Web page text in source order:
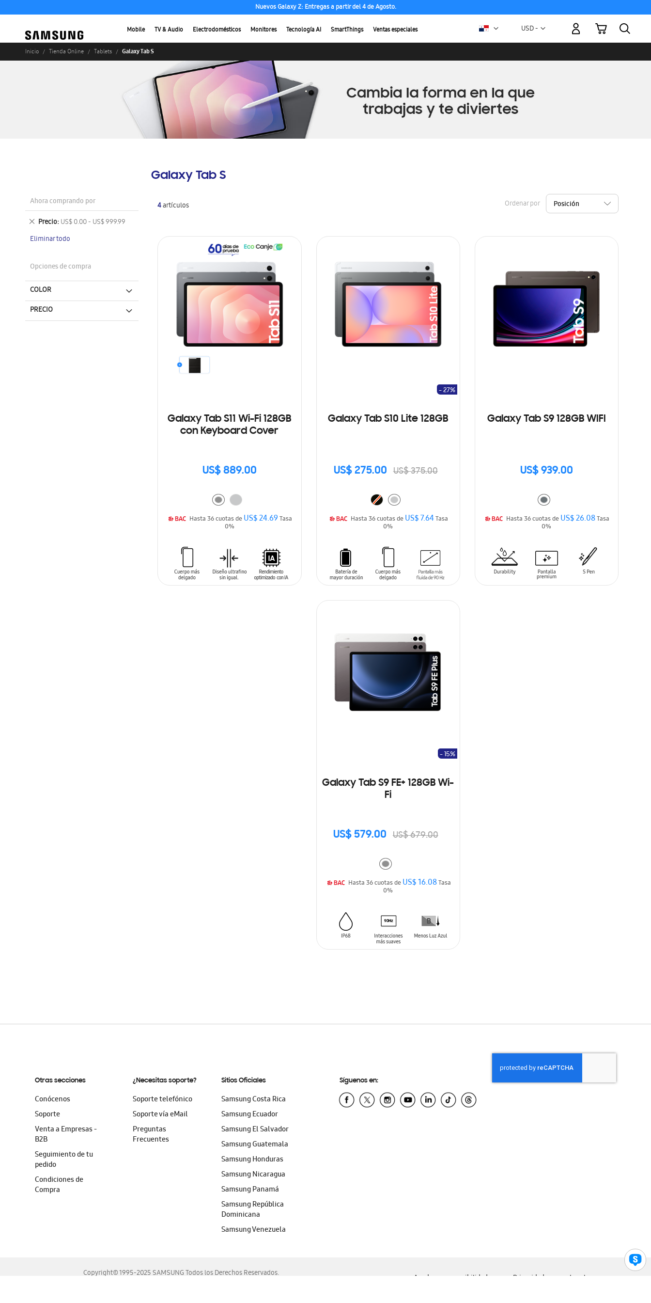
Nuevos Galaxy Z: Entregas a partir del 4 de Agosto.
Mobile TV & Audio Electrodomésticos Monitores Tecnología AI SmartThings Ventas especiales Moneda
USD -
Mi carrito
Inicio Tienda Online Tablets Galaxy Tab S
Galaxy Tab S
4artículos Ordenar por
Galaxy Tab S11 Wi-Fi 128GB
con Keyboard Cover
US$ 889.00
Hasta 36 cuotas deUS$ 24.69Tasa
0%
Galaxy Tab S10 Lite 128GB
US$ 275.00 US$ 375.00
- 27%
Hasta 36 cuotas deUS$ 7.64Tasa
0%
Galaxy Tab S9 128GB WIFI
US$ 939.00
Hasta 36 cuotas deUS$ 26.08Tasa
0%
Galaxy Tab S9 FE+ 128GB Wi-
Fi
US$ 579.00 US$ 679.00
- 15%
Hasta 36 cuotas deUS$ 16.08Tasa
0%
Ahora comprando por
Precio US$ 0.00 - US$ 999.99
Eliminar
artículo
Eliminar todo
Opciones de compra
COLOR
PRECIO
Otras secciones
Conócenos
Soporte
Venta a Empresas -
B2B
Seguimiento de tu
pedido
Condiciones de
Compra
¿Necesitas soporte?
Soporte telefónico
Soporte vía eMail
Preguntas
Frecuentes
Sitios Oficiales
Samsung Costa Rica
Samsung Ecuador
Samsung El Salvador
Samsung Guatemala
Samsung Honduras
Samsung Nicaragua
Samsung Panamá
Samsung República
Dominicana
Samsung Venezuela
Síguenos en:
Copyright© 1995-2025 SAMSUNG Todos los Derechos Reservados.
Ayuda para accesibilidad Privacidad Legal